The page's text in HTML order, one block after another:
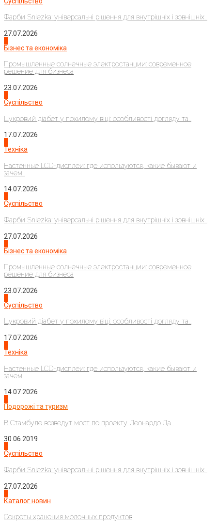
Фарби Sniezka: універсальні рішення для внутрішніх і зовнішніх...
27.07.2026
Бізнес та економіка
Промышленные солнечные электростанции: современное
решение для бизнеса
23.07.2026
Суспільство
Цукровий діабет у похилому віці: особливості догляду та...
17.07.2026
Техніка
Настенные LCD-дисплеи: где используются, какие бывают и
зачем...
14.07.2026
Суспільство
Фарби Sniezka: універсальні рішення для внутрішніх і зовнішніх...
27.07.2026
Бізнес та економіка
Промышленные солнечные электростанции: современное
решение для бизнеса
23.07.2026
Суспільство
Цукровий діабет у похилому віці: особливості догляду та...
17.07.2026
Техніка
Настенные LCD-дисплеи: где используются, какие бывают и
зачем...
14.07.2026
Подорожі та туризм
В Стамбуле возведут мост по проекту Леонардо Да...
30.06.2019
Суспільство
Фарби Sniezka: універсальні рішення для внутрішніх і зовнішніх...
27.07.2026
Каталог новин
Секреты хранения молочных продуктов